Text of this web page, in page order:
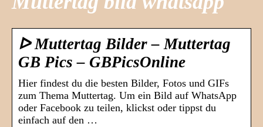
ᐅ Muttertag Bilder – Muttertag
GB Pics – GBPicsOnline
Hier findest du die besten Bilder, Fotos und GIFs
zum Thema Muttertag. Um ein Bild auf WhatsApp
oder Facebook zu teilen, klickst oder tippst du
einfach auf den …